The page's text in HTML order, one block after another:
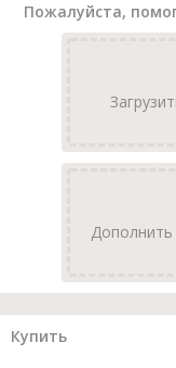
Пожалуйста,
Купить